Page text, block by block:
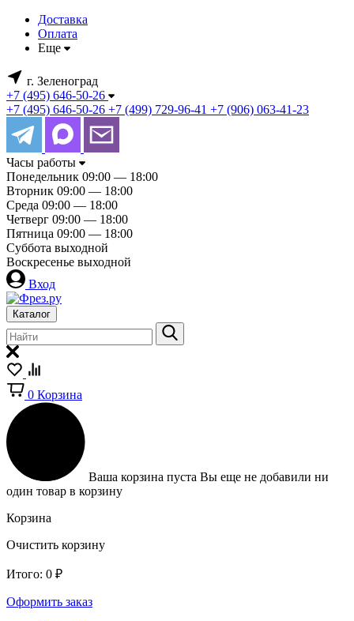
Доставка
Оплата
Еще
г. Зеленоград
+7 (495) 646-50-26
+7 (495) 646-50-26 +7 (499) 729-96-41 +7 (906) 063-41-23
Часы работы
Понедельник 09:00 — 18:00
Вторник 09:00 — 18:00
Среда 09:00 — 18:00
Четверг 09:00 — 18:00
Пятница 09:00 — 18:00
Суббота выходной
Воскресенье выходной
Вход
Каталог
0 Корзина
Ваша корзина пуста Вы еще не добавили ни
один товар в корзину
Корзина
Очистить корзину
Итого: 0 ₽
Оформить заказ